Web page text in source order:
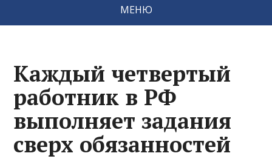
МЕНЮ
Каждый четвертый
работник в РФ
выполняет задания
сверх обязанностей